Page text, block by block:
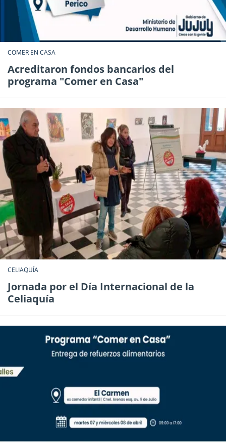
COMER EN CASA
Acreditaron fondos bancarios del
programa "Comer en Casa"
CELIAQUÍA
Jornada por el Día Internacional de la
Celiaquía